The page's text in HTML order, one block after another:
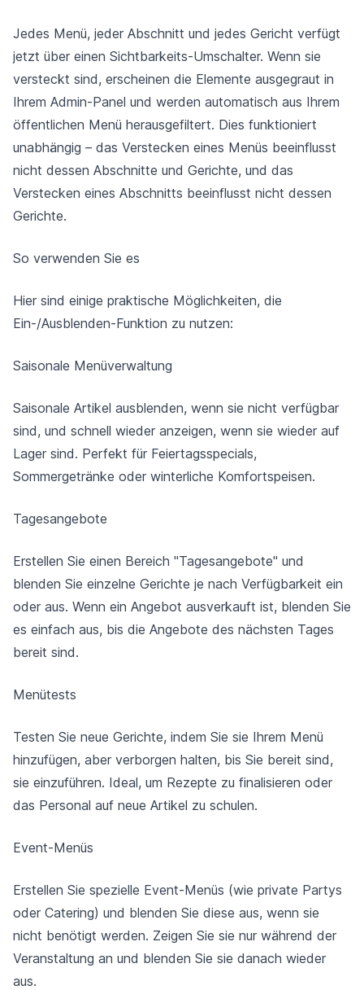
Jedes Menü, jeder Abschnitt und jedes Gericht verfügt
jetzt über einen Sichtbarkeits-Umschalter. Wenn sie
versteckt sind, erscheinen die Elemente ausgegraut in
Ihrem Admin-Panel und werden automatisch aus Ihrem
öffentlichen Menü herausgefiltert. Dies funktioniert
unabhängig – das Verstecken eines Menüs beeinflusst
nicht dessen Abschnitte und Gerichte, und das
Verstecken eines Abschnitts beeinflusst nicht dessen
Gerichte.
So verwenden Sie es
Hier sind einige praktische Möglichkeiten, die
Ein-/Ausblenden-Funktion zu nutzen:
Saisonale Menüverwaltung
Saisonale Artikel ausblenden, wenn sie nicht verfügbar
sind, und schnell wieder anzeigen, wenn sie wieder auf
Lager sind. Perfekt für Feiertagsspecials,
Sommergetränke oder winterliche Komfortspeisen.
Tagesangebote
Erstellen Sie einen Bereich "Tagesangebote" und
blenden Sie einzelne Gerichte je nach Verfügbarkeit ein
oder aus. Wenn ein Angebot ausverkauft ist, blenden Sie
es einfach aus, bis die Angebote des nächsten Tages
bereit sind.
Menütests
Testen Sie neue Gerichte, indem Sie sie Ihrem Menü
hinzufügen, aber verborgen halten, bis Sie bereit sind,
sie einzuführen. Ideal, um Rezepte zu finalisieren oder
das Personal auf neue Artikel zu schulen.
Event-Menüs
Erstellen Sie spezielle Event-Menüs (wie private Partys
oder Catering) und blenden Sie diese aus, wenn sie
nicht benötigt werden. Zeigen Sie sie nur während der
Veranstaltung an und blenden Sie sie danach wieder
aus.